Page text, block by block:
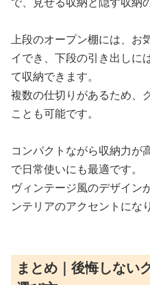
上段のオープン棚には、お
イでき、下段の引き出しに
て収納できます。
複数の仕切りがあるため、
ことも可能です。
コンパクトながら収納力が
で日常使いにも最適です。
ヴィンテージ風のデザイン
ンテリアのアクセントにな
まとめ｜後悔しない